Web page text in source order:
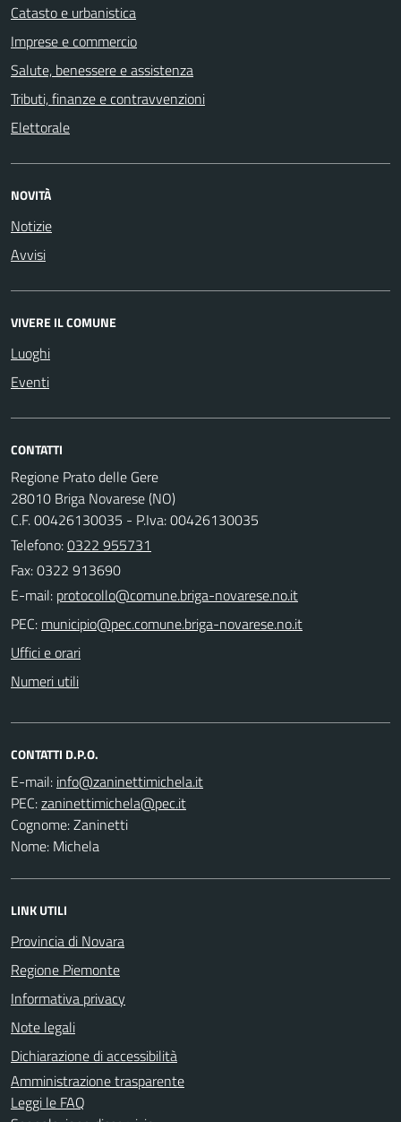
Catasto e urbanistica
Imprese e commercio
Salute, benessere e assistenza
Tributi, finanze e contravvenzioni
Elettorale
NOVITÀ
Notizie
Avvisi
VIVERE IL COMUNE
Luoghi
Eventi
CONTATTI
Regione Prato delle Gere
28010 Briga Novarese (NO)
C.F. 00426130035 - P.Iva: 00426130035
Telefono:0322 955731
Fax: 0322 913690
E-mail:
PEC:
Uffici e orari
Numeri utili
CONTATTI D.P.O.
E-mail:
PEC:
Cognome: Zaninetti
Nome: Michela
LINK UTILI
Provincia di Novara
Regione Piemonte
Informativa privacy
Note legali
Dichiarazione di accessibilità
Amministrazione trasparente
Leggi le FAQ